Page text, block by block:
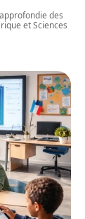
des
et Sciences